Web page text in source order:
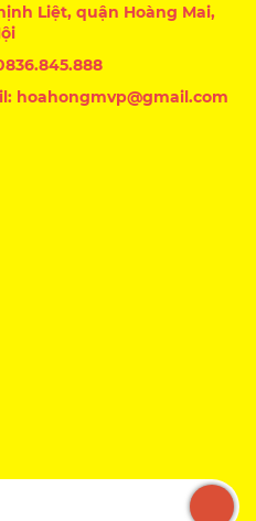
Liệt, quận Hoàng Mai,
hoahongmvp@gmail.com